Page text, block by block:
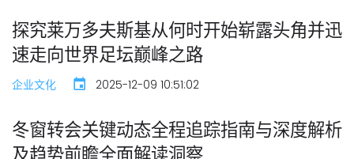
探究莱万多夫斯基从何时开始崭露头角并迅
速走向世界足坛巅峰之路
企业文化 2025-12-09 10:51:02
冬窗转会关键动态全程追踪指南与深度解析